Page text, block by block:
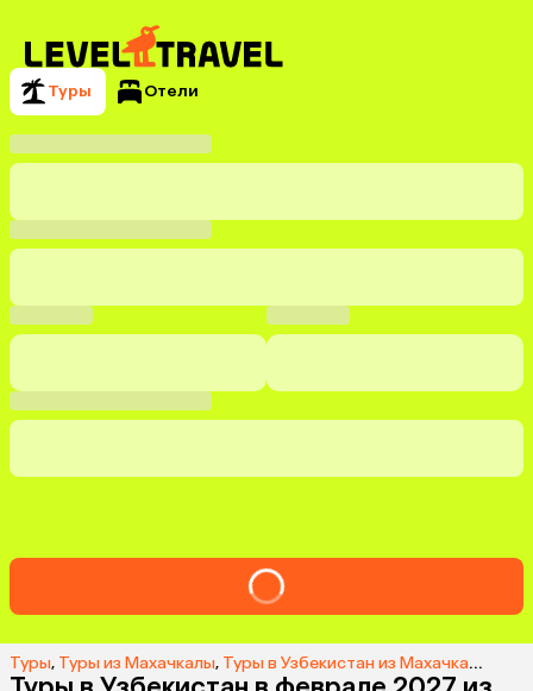
Туры Отели
Туры, Туры из Махачкалы, Туры в Узбекистан из Махачкалы